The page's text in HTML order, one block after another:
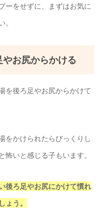
ーをせずに、まずはお気に
お尻からかける
を後ろ足やお尻からかけて
をかけられたらびっくりし
いと感じる子もいます。
後ろ足やお尻にかけて慣れ
う。